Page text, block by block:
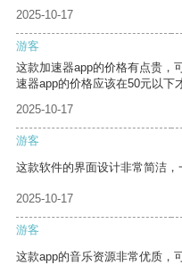
2025-10-17
游客
这款加速器app的价格有点贵，
速器app的价格应该在50元以下
2025-10-17
游客
这款软件的界面设计非常简洁，
2025-10-17
游客
这款app的音乐资源非常优质，